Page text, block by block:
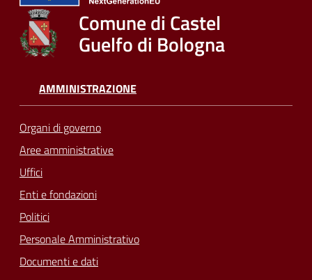
Comune di Castel
Guelfo di Bologna
AMMINISTRAZIONE
Organi di governo
Aree amministrative
Uffici
Enti e fondazioni
Politici
Personale Amministrativo
Documenti e dati